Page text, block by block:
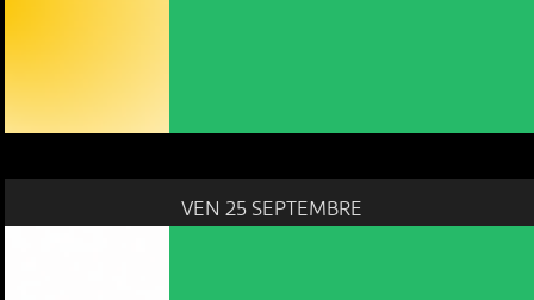
VEN 25 SEPTEMBRE